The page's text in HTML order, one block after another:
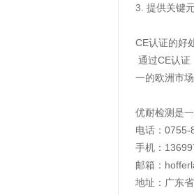
3. 提供关键
CE认证的好
通过CE认证
一的欧洲市
优耐检测是
电话：0755-
手机：
邮箱：
地址：广东